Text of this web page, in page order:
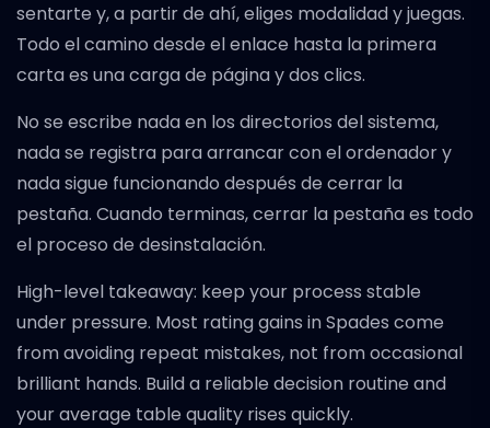
sentarte y, a partir de ahí, eliges modalidad y juegas.
Todo el camino desde el enlace hasta la primera
carta es una carga de página y dos clics.
No se escribe nada en los directorios del sistema,
nada se registra para arrancar con el ordenador y
nada sigue funcionando después de cerrar la
pestaña. Cuando terminas, cerrar la pestaña es todo
el proceso de desinstalación.
High-level takeaway: keep your process stable
under pressure. Most rating gains in Spades come
from avoiding repeat mistakes, not from occasional
brilliant hands. Build a reliable decision routine and
your average table quality rises quickly.